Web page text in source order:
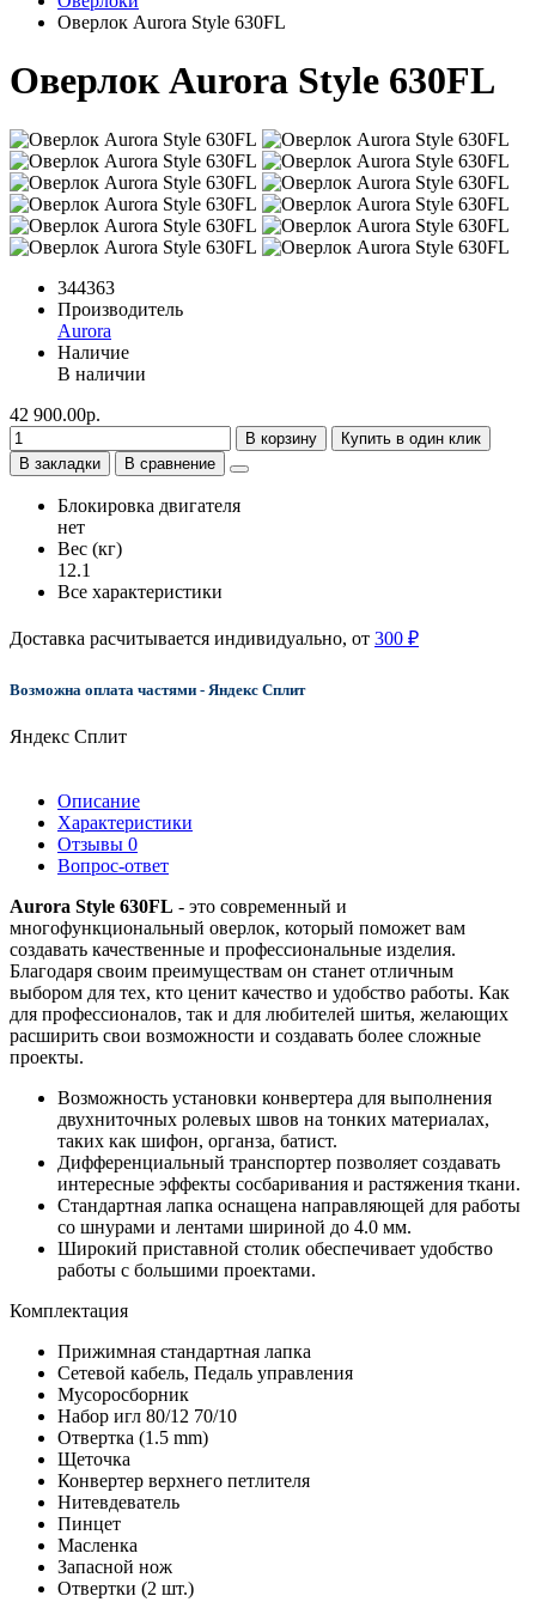
Оверлок Aurora Style 630FL
Оверлок Aurora Style 630FL
344363
Производитель
Aurora
Наличие
В наличии
42 900.00р.
В корзину
Купить в один клик
В закладки
В сравнение
Блокировка двигателя
нет
Вес (кг)
12.1
Все характеристики
Доставка расчитывается индивидуально, от 300 ₽
Возможна оплата частями - Яндекс Сплит
Яндекс Сплит
Описание
Характеристики
Отзывы 0
Вопрос-ответ
Aurora Style 630FL - это современный и
многофункциональный оверлок, который поможет вам
создавать качественные и профессиональные изделия.
Благодаря своим преимуществам он станет отличным
выбором для тех, кто ценит качество и удобство работы. Как
для профессионалов, так и для любителей шитья, желающих
расширить свои возможности и создавать более сложные
проекты.
Возможность установки конвертера для выполнения
двухниточных ролевых швов на тонких материалах,
таких как шифон, органза, батист.
Дифференциальный транспортер позволяет создавать
интересные эффекты сосбаривания и растяжения ткани.
Стандартная лапка оснащена направляющей для работы
со шнурами и лентами шириной до 4.0 мм.
Широкий приставной столик обеспечивает удобство
работы с большими проектами.
Комплектация
Прижимная стандартная лапка
Сетевой кабель, Педаль управления
Мусоросборник
Набор игл 80/12 70/10
Отвертка (1.5 mm)
Щеточка
Конвертер верхнего петлителя
Нитевдеватель
Пинцет
Масленка
Запасной нож
Отвертки (2 шт.)